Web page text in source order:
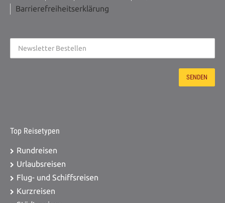
Barrierefreiheitserklärung
Top Reisetypen
Rundreisen
Urlaubsreisen
Flug- und Schiffsreisen
Kurzreisen